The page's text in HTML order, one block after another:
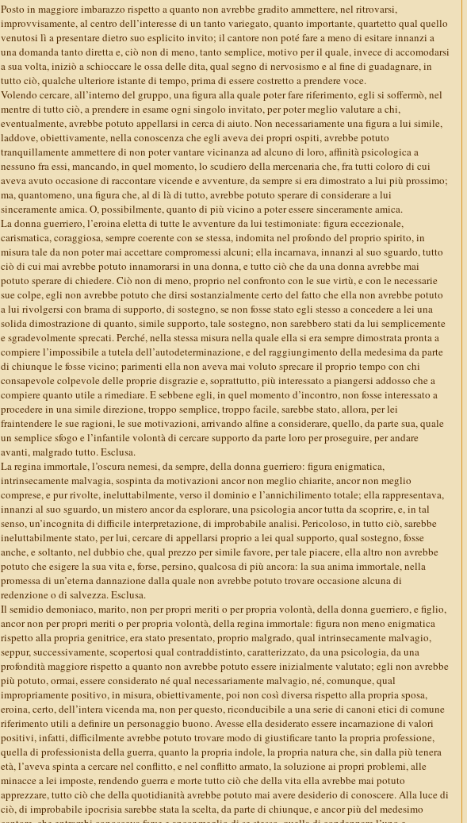
Posto in maggiore imbarazzo rispetto a quanto non avrebbe gradito ammettere, nel ritrovarsi,
improvvisamente, al centro dell’interesse di un tanto variegato, quanto importante, quartetto qual quello
venutosi lì a presentare dietro suo esplicito invito; il cantore non poté fare a meno di esitare innanzi a
una domanda tanto diretta e, ciò non di meno, tanto semplice, motivo per il quale, invece di accomodarsi
a sua volta, iniziò a schioccare le ossa delle dita, qual segno di nervosismo e al fine di guadagnare, in
tutto ciò, qualche ulteriore istante di tempo, prima di essere costretto a prendere voce.
Volendo cercare, all’interno del gruppo, una figura alla quale poter fare riferimento, egli si soffermò, nel
mentre di tutto ciò, a prendere in esame ogni singolo invitato, per poter meglio valutare a chi,
eventualmente, avrebbe potuto appellarsi in cerca di aiuto. Non necessariamente una figura a lui simile,
laddove, obiettivamente, nella conoscenza che egli aveva dei propri ospiti, avrebbe potuto
tranquillamente ammettere di non poter vantare vicinanza ad alcuno di loro, affinità psicologica a
nessuno fra essi, mancando, in quel momento, lo scudiero della mercenaria che, fra tutti coloro di cui
aveva avuto occasione di raccontare vicende e avventure, da sempre si era dimostrato a lui più prossimo;
ma, quantomeno, una figura che, al di là di tutto, avrebbe potuto sperare di considerare a lui
sinceramente amica. O, possibilmente, quanto di più vicino a poter essere sinceramente amica.
La donna guerriero, l’eroina eletta di tutte le avventure da lui testimoniate: figura eccezionale,
carismatica, coraggiosa, sempre coerente con se stessa, indomita nel profondo del proprio spirito, in
misura tale da non poter mai accettare compromessi alcuni; ella incarnava, innanzi al suo sguardo, tutto
ciò di cui mai avrebbe potuto innamorarsi in una donna, e tutto ciò che da una donna avrebbe mai
potuto sperare di chiedere. Ciò non di meno, proprio nel confronto con le sue virtù, e con le necessarie
sue colpe, egli non avrebbe potuto che dirsi sostanzialmente certo del fatto che ella non avrebbe potuto
a lui rivolgersi con brama di supporto, di sostegno, se non fosse stato egli stesso a concedere a lei una
solida dimostrazione di quanto, simile supporto, tale sostegno, non sarebbero stati da lui semplicemente
e sgradevolmente sprecati. Perché, nella stessa misura nella quale ella si era sempre dimostrata pronta a
compiere l’impossibile a tutela dell’autodeterminazione, e del raggiungimento della medesima da parte
di chiunque le fosse vicino; parimenti ella non aveva mai voluto sprecare il proprio tempo con chi
consapevole colpevole delle proprie disgrazie e, soprattutto, più interessato a piangersi addosso che a
compiere quanto utile a rimediare. E sebbene egli, in quel momento d’incontro, non fosse interessato a
procedere in una simile direzione, troppo semplice, troppo facile, sarebbe stato, allora, per lei
fraintendere le sue ragioni, le sue motivazioni, arrivando alfine a considerare, quello, da parte sua, quale
un semplice sfogo e l’infantile volontà di cercare supporto da parte loro per proseguire, per andare
avanti, malgrado tutto. Esclusa.
La regina immortale, l’oscura nemesi, da sempre, della donna guerriero: figura enigmatica,
intrinsecamente malvagia, sospinta da motivazioni ancor non meglio chiarite, ancor non meglio
comprese, e pur rivolte, ineluttabilmente, verso il dominio e l’annichilimento totale; ella rappresentava,
innanzi al suo sguardo, un mistero ancor da esplorare, una psicologia ancor tutta da scoprire, e, in tal
senso, un’incognita di difficile interpretazione, di improbabile analisi. Pericoloso, in tutto ciò, sarebbe
ineluttabilmente stato, per lui, cercare di appellarsi proprio a lei qual supporto, qual sostegno, fosse
anche, e soltanto, nel dubbio che, qual prezzo per simile favore, per tale piacere, ella altro non avrebbe
potuto che esigere la sua vita e, forse, persino, qualcosa di più ancora: la sua anima immortale, nella
promessa di un’eterna dannazione dalla quale non avrebbe potuto trovare occasione alcuna di
redenzione o di salvezza. Esclusa.
Il semidio demoniaco, marito, non per propri meriti o per propria volontà, della donna guerriero, e figlio,
ancor non per propri meriti o per propria volontà, della regina immortale: figura non meno enigmatica
rispetto alla propria genitrice, era stato presentato, proprio malgrado, qual intrinsecamente malvagio,
seppur, successivamente, scopertosi qual contraddistinto, caratterizzato, da una psicologia, da una
profondità maggiore rispetto a quanto non avrebbe potuto essere inizialmente valutato; egli non avrebbe
più potuto, ormai, essere considerato né qual necessariamente malvagio, né, comunque, qual
impropriamente positivo, in misura, obiettivamente, poi non così diversa rispetto alla propria sposa,
eroina, certo, dell’intera vicenda ma, non per questo, riconducibile a una serie di canoni etici di comune
riferimento utili a definire un personaggio buono. Avesse ella desiderato essere incarnazione di valori
positivi, infatti, difficilmente avrebbe potuto trovare modo di giustificare tanto la propria professione,
quella di professionista della guerra, quanto la propria indole, la propria natura che, sin dalla più tenera
età, l’aveva spinta a cercare nel conflitto, e nel conflitto armato, la soluzione ai propri problemi, alle
minacce a lei imposte, rendendo guerra e morte tutto ciò che della vita ella avrebbe mai potuto
apprezzare, tutto ciò che della quotidianità avrebbe potuto mai avere desiderio di conoscere. Alla luce di
ciò, di improbabile ipocrisia sarebbe stata la scelta, da parte di chiunque, e ancor più del medesimo